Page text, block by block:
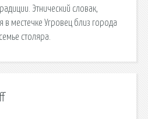
Этнический словак,
в местечке Угровец близ города
столяра.